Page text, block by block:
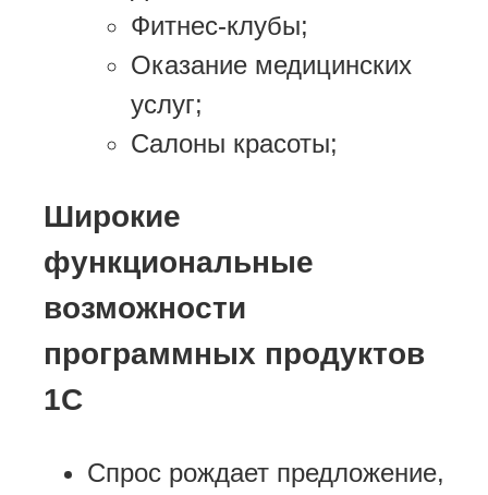
Фитнес-клубы;
Оказание медицинских
услуг;
Салоны красоты;
Широкие
функциональные
возможности
программных продуктов
1С
Спрос рождает предложение,